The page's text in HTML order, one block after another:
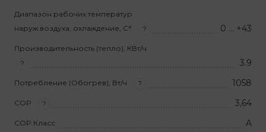
Диапазон рабочих температур
наруж.воздуха, охлаждение, С°
? 0 … +43
Производительность (тепло), КВт/ч
?
3.9
Потребление (Обогрев), Вт/ч ? 1058
COP ? 3,64
COP Класс A